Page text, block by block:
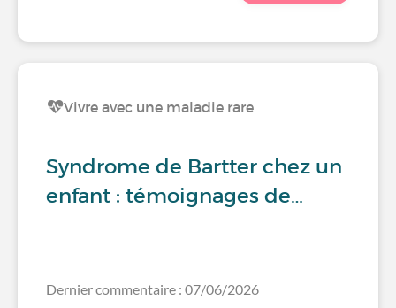
Vivre avec une maladie rare
Syndrome de Bartter chez un
enfant : témoignages de…
Dernier commentaire : 07/06/2026